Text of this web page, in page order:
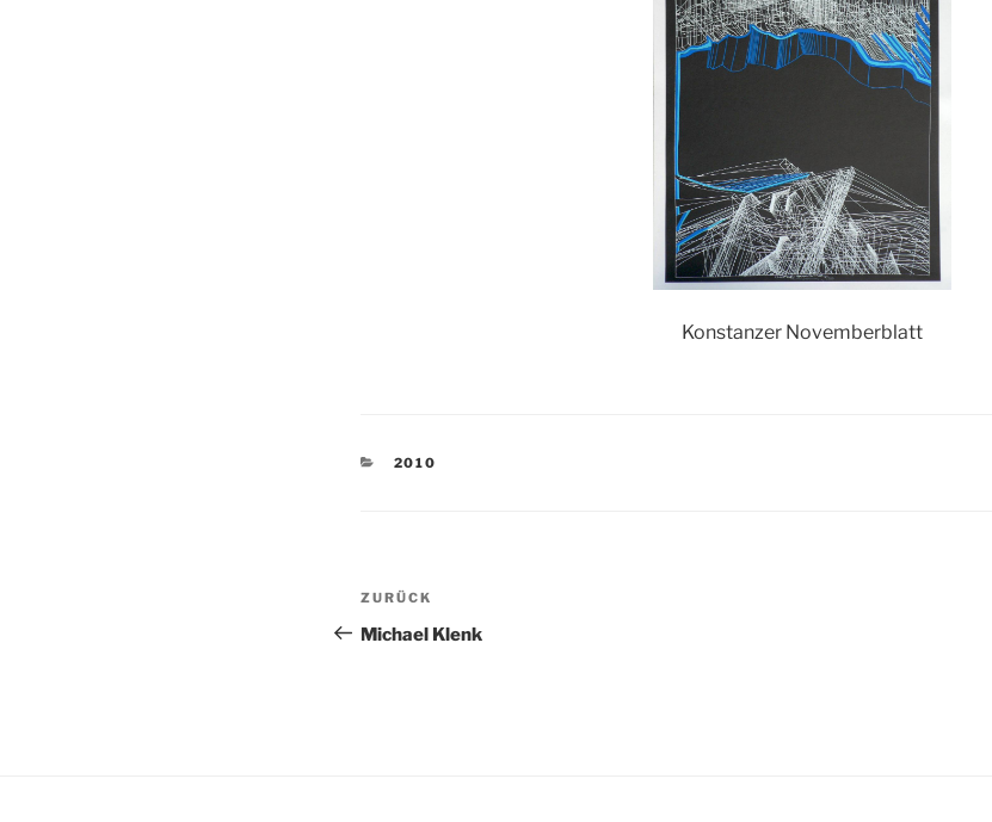
Konstanzer Novemberblatt
KATEGORIEN
2010
Beitragsnavigation
Vorheriger
Beitrag
ZURÜCK
Michael Klenk